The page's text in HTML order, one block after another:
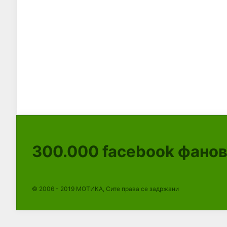
300.000 facebook
© 2006 - 2019 МОТИКА, Сите права се задржани